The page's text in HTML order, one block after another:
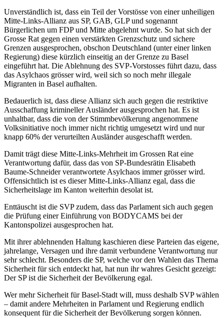
Unverständlich ist, dass ein Teil der Vorstösse von einer unheiligen
Mitte-Links-Allianz aus SP, GAB, GLP und sogenannt
Bürgerlichen um FDP und Mitte abgelehnt wurde. So hat sich der
Grosse Rat gegen einen verstärkten Grenzschutz und sichere
Grenzen ausgesprochen, obschon Deutschland (unter einer linken
Regierung) diese kürzlich einseitig an der Grenze zu Basel
eingeführt hat. Die Ablehnung des SVP-Vorstosses führt dazu, dass
das Asylchaos grösser wird, weil sich so noch mehr illegale
Migranten in Basel aufhalten.
Bedauerlich ist, dass diese Allianz sich auch gegen die restriktive
Ausschaffung krimineller Ausländer ausgesprochen hat. Es ist
unhaltbar, dass die von der Stimmbevölkerung angenommene
Volksinitiative noch immer nicht richtig umgesetzt wird und nur
knapp 60% der verurteilten Ausländer ausgeschafft werden.
Damit trägt diese Mitte-Links-Mehrheit im Grossen Rat eine
Verantwortung dafür, dass das von SP-Bundesrätin Elisabeth
Baume-Schneider verantwortete Asylchaos immer grösser wird.
Offensichtlich ist es dieser Mitte-Links-Allianz egal, dass die
Sicherheitslage im Kanton weiterhin desolat ist.
Enttäuscht ist die SVP zudem, dass das Parlament sich auch gegen
die Prüfung einer Einführung von BODYCAMS bei der
Kantonspolizei ausgesprochen hat.
Mit ihrer ablehnenden Haltung kaschieren diese Parteien das eigene,
jahrelange, Versagen und ihre damit verbundene Verantwortung nur
sehr schlecht. Besonders die SP, welche vor den Wahlen das Thema
Sicherheit für sich entdeckt hat, hat nun ihr wahres Gesicht gezeigt:
Der SP ist die Sicherheit der Bevölkerung egal.
Wer mehr Sicherheit für Basel-Stadt will, muss deshalb SVP wählen
– damit andere Mehrheiten in Parlament und Regierung endlich
konsequent für die Sicherheit der Bevölkerung sorgen können.